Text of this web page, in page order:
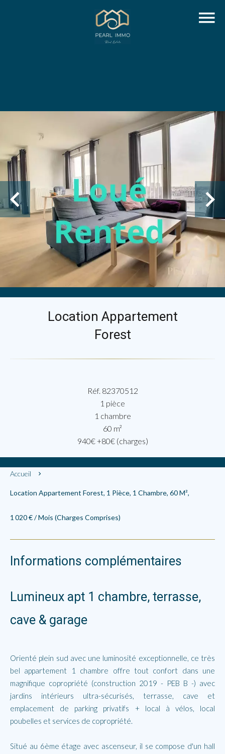
Location Appartement
Forest
Réf. 82370512
1 pièce
1 chambre
60 m²
940€ +80€ (charges)
Accueil
Location Appartement Forest, 1 Pièce, 1 Chambre, 60 M²,
1 020 € / Mois (Charges Comprises)
Informations complémentaires
Lumineux apt 1 chambre, terrasse,
cave & garage
Orienté plein sud avec une luminosité exceptionnelle, ce très
bel appartement 1 chambre offre tout confort dans une
magnifique copropriété (construction 2019 - PEB B -) avec
jardins intérieurs ultra-sécurisés, terrasse, cave et
emplacement de parking privatifs + local à vélos, local
poubelles et services de copropriété.
Situé au 6ème étage avec ascenseur, il se compose d'un hall